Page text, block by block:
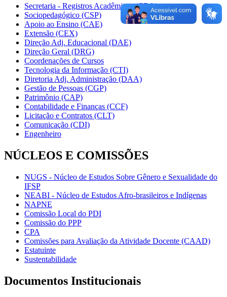
Secretaria - Registros Acadêmicos (CRA)
Sociopedagógico (CSP)
Apoio ao Ensino (CAE)
Extensão (CEX)
Direção Adj. Educacional (DAE)
Direção Geral (DRG)
Coordenações de Cursos
Tecnologia da Informação (CTI)
Diretoria Adj. Administração (DAA)
Gestão de Pessoas (CGP)
Patrimônio (CAP)
Contabilidade e Finanças (CCF)
Licitação e Contratos (CLT)
Comunicação (CDI)
Engenheiro
NÚCLEOS E COMISSÕES
NUGS - Núcleo de Estudos Sobre Gênero e Sexualidade do
IFSP
NEABI - Núcleo de Estudos Afro-brasileiros e Indígenas
NAPNE
Comissão Local do PDI
Comissão do PPP
CPA
Comissões para Avaliação da Atividade Docente (CAAD)
Estatuinte
Sustentabilidade
Documentos Institucionais